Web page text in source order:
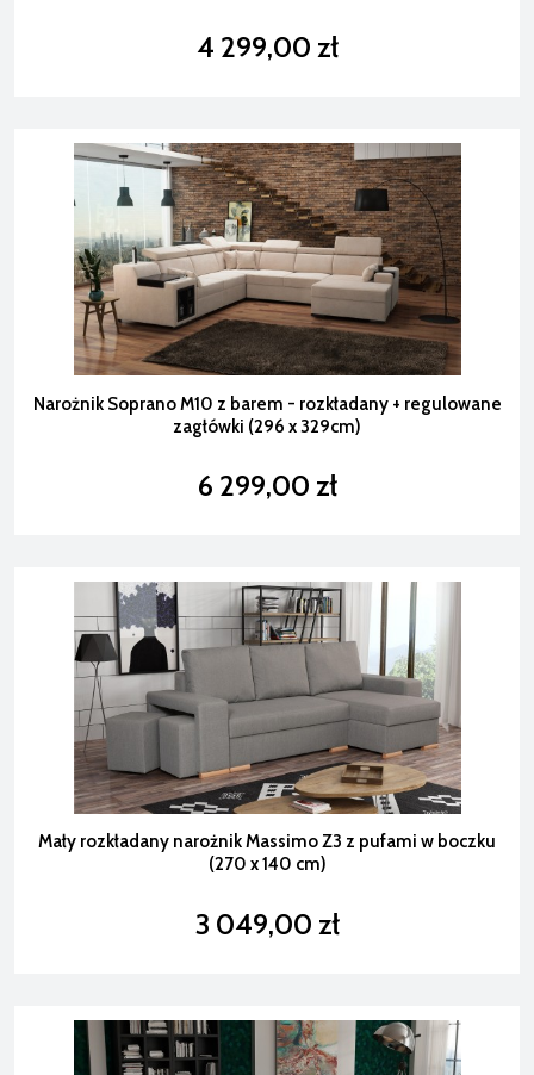
4 299,00 zł
Narożnik Soprano M10 z barem - rozkładany + regulowane
zagłówki (296 x 329cm)
6 299,00 zł
Mały rozkładany narożnik Massimo Z3 z pufami w boczku
(270 x 140 cm)
3 049,00 zł